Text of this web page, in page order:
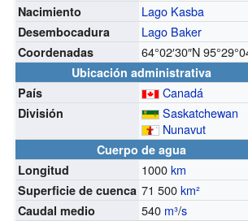
Nacimiento Lago Kasba
Desembocadura Lago Baker
Coordenadas 64°02′30″N
Ubicación administrativa
País
Canadá
División
Saskatchewan
Nunavut
Cuerpo de agua
Longitud
1000km
Superficie de cuenca 71 500km²
Caudal medio 540 m³/s